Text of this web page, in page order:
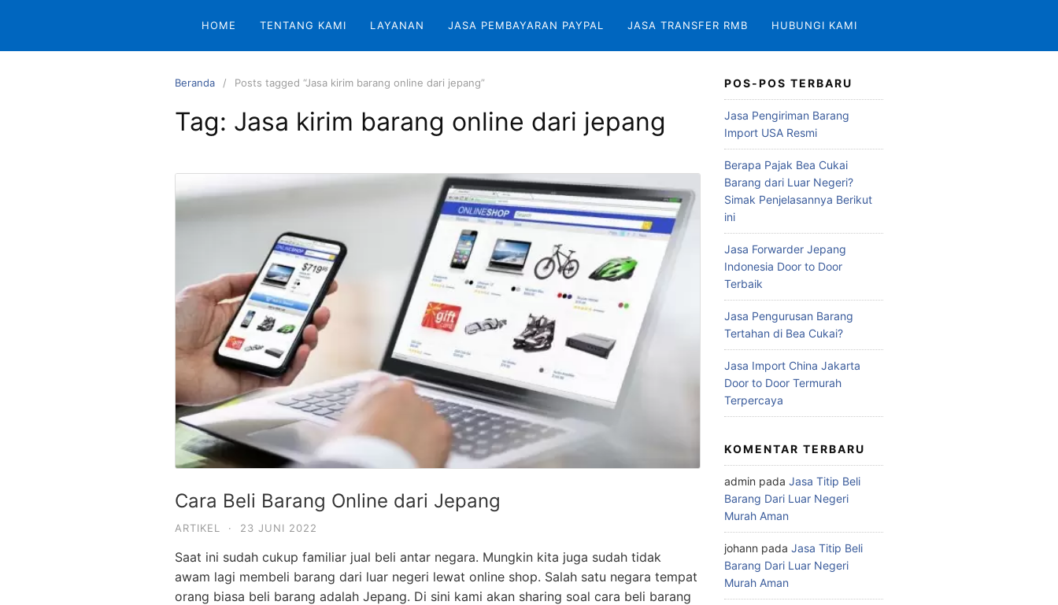
konten
HOME TENTANG KAMI LAYANAN JASA PEMBAYARAN PAYPAL JASA TRANSFER RMB HUBUNGI KAMI
Beranda Posts tagged “Jasa kirim barang online dari jepang”
Tag: Jasa kirim barang online dari jepang
Cara Beli Barang Online dari Jepang
ARTIKEL · 23 JUNI 2022
Saat ini sudah cukup familiar jual beli antar negara. Mungkin kita juga sudah tidak
awam lagi membeli barang dari luar negeri lewat online shop. Salah satu negara tempat
orang biasa beli barang adalah Jepang. Di sini kami akan sharing soal cara beli barang
POS-POS TERBARU
Jasa Pengiriman Barang
Import USA Resmi
Berapa Pajak Bea Cukai
Barang dari Luar Negeri?
Simak Penjelasannya Berikut
ini
Jasa Forwarder Jepang
Indonesia Door to Door
Terbaik
Jasa Pengurusan Barang
Tertahan di Bea Cukai?
Jasa Import China Jakarta
Door to Door Termurah
Terpercaya
KOMENTAR TERBARU
admin pada Jasa Titip Beli
Barang Dari Luar Negeri
Murah Aman
johann pada Jasa Titip Beli
Barang Dari Luar Negeri
Murah Aman